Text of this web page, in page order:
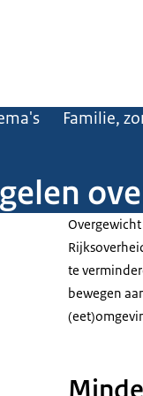
Familie,
te
bewegen